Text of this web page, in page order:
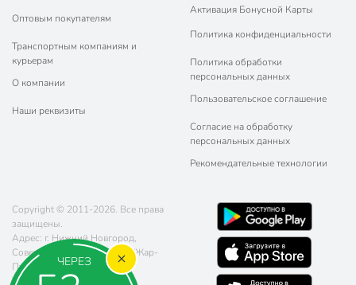
ЧЕРЕЗ
Оптовым покупателям
Транспортным компаниям и
курьерам
О компании
Наши реквизиты
Активация Бонусной Карты
Политика конфиденциальности
Политика обработки
персональных данных
Пользовательское соглашение
Согласие на обработку
персональных данных
Рекомендательные технологии
Copyright © 2011-2026. Все права
защищены.
Адрес: г. Нижний Новгород,
Советская площадь 5, ТРЦ "Жар-
Птица"
Телефон: 8 (800) 770-77-06